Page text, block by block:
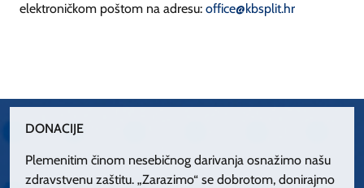
elektroničkom poštom na adresu: office@kbsplit.hr
DONACIJE
Plemenitim činom nesebičnog darivanja osnažimo našu
zdravstvenu zaštitu. „Zarazimo“ se dobrotom, donirajmo